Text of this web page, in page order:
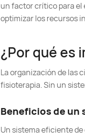
un factor crítico para el
optimizar los recursos
¿Por qué es
La organización de las
fisioterapia. Sin un
Beneficios de un
Un sistema eficiente